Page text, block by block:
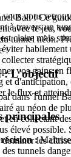
vous vous
à travers un
claire mais
habilement
vos gains en
et
le flux et
principales
:
tunnels
Ball ! Ce
avec le jeu,
tunnel néon.
!
: L'objectif
dans Tunnel
au néon de
en collectant
élevé possible.
les